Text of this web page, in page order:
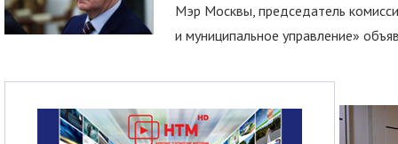
Мэр Москвы, председатель
и муниципальное управление»